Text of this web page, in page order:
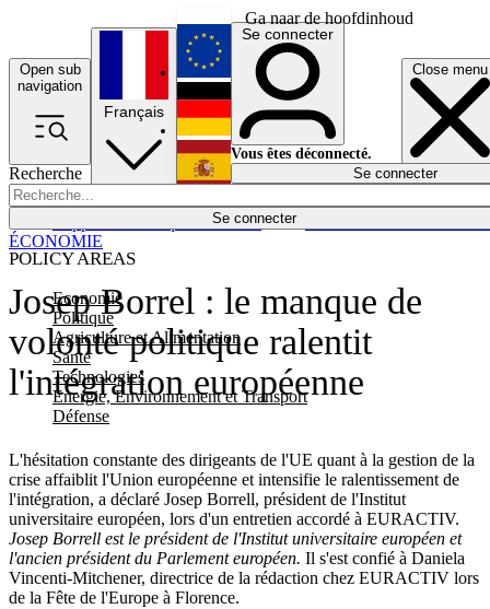
Ga naar de hoofdinhoud
Open sub
navigation
Close menu
Recherche
Se connecter
POLICY AREAS
Economie
Politique
Agriculture et Alimentation
Santé
Technologies
Energie, Environnement et Transport
Défense
Économie
Français
English
Deutsch
Español
Se connecter
Vous êtes déconnecté.
Se connecter
Josep Borrel : le manque de
volonté politique ralentit
l'intégration européenne
L'hésitation constante des dirigeants de l'UE quant à la gestion de la
crise affaiblit l'Union européenne et intensifie le ralentissement de
l'intégration, a déclaré Josep Borrell, président de l'Institut
universitaire européen, lors d'un entretien accordé à EURACTIV.
Josep Borrell est le président de l'Institut universitaire européen et
l'ancien président du Parlement européen. Il s'est confié à Daniela
Vincenti-Mitchener, directrice de la rédaction chez EURACTIV lors
de la Fête de l'Europe à Florence.
ÉCONOMIE